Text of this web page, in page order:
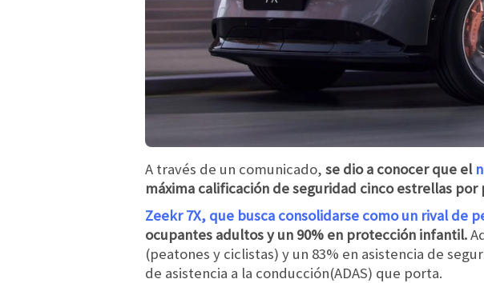
A través de un comunicado, se dio a conocer que el
máxima calificación de seguridad cinco estrellas por
Zeekr 7X, que busca consolidarse como un rival de
ocupantes adultos y un 90% en protección infantil.
(peatones y ciclistas) y un 83% en asistencia de
de asistencia a la conducción(ADAS) que porta.